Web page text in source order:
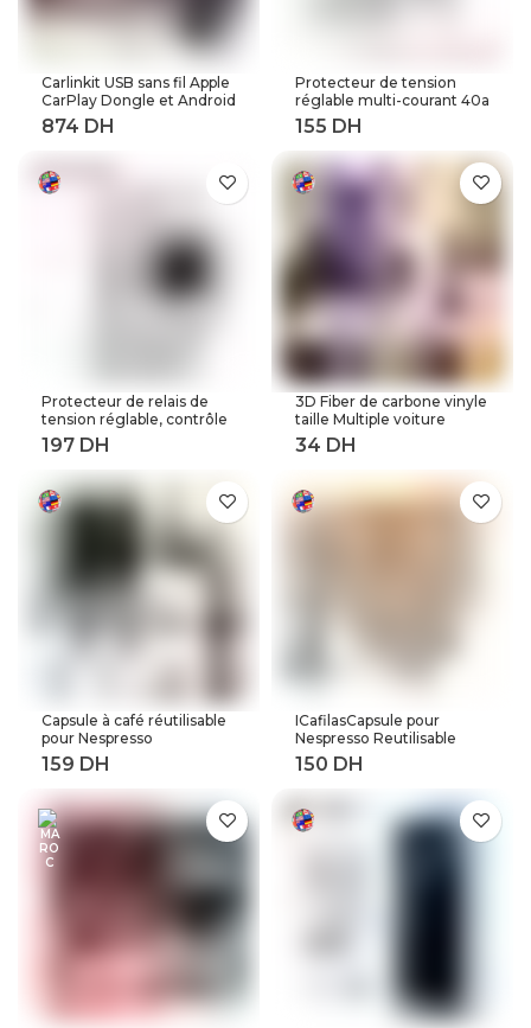
Carlinkit USB sans fil Apple
CarPlay Dongle et Android
Auto pour modifier les
Services de voiture
Protecteur de tension
réglable multi-courant 40a
63a 80a, 230V AC,
récupération automatique
sur tension, relais de
Protection contre les
surtensions à limite
Protecteur de relais de
tension réglable, contrôle
de tension contre les
surtensions, 220V, 63a,
40a, dispositifs de
Protection contre les
surtensions et les
surintensités, Rail Din
3D Fiber de carbone vinyle
taille Multiple voiture
feuille rouleau Film
autocollant moto
Automobile style noir
argent décalcomanies
feuille
Capsule à café réutilisable
pour Nespresso
Reutilisable Inox Capsule
rechargeable Crema
Espress acier inoxydable
rechargeable pour
expresso
ICafilasCapsule pour
Nespresso Reutilisable
Inox 2 en 1 utilisation
Capsule rechargeable
Crema expresso
réutilisable filtre à café
rechargeable